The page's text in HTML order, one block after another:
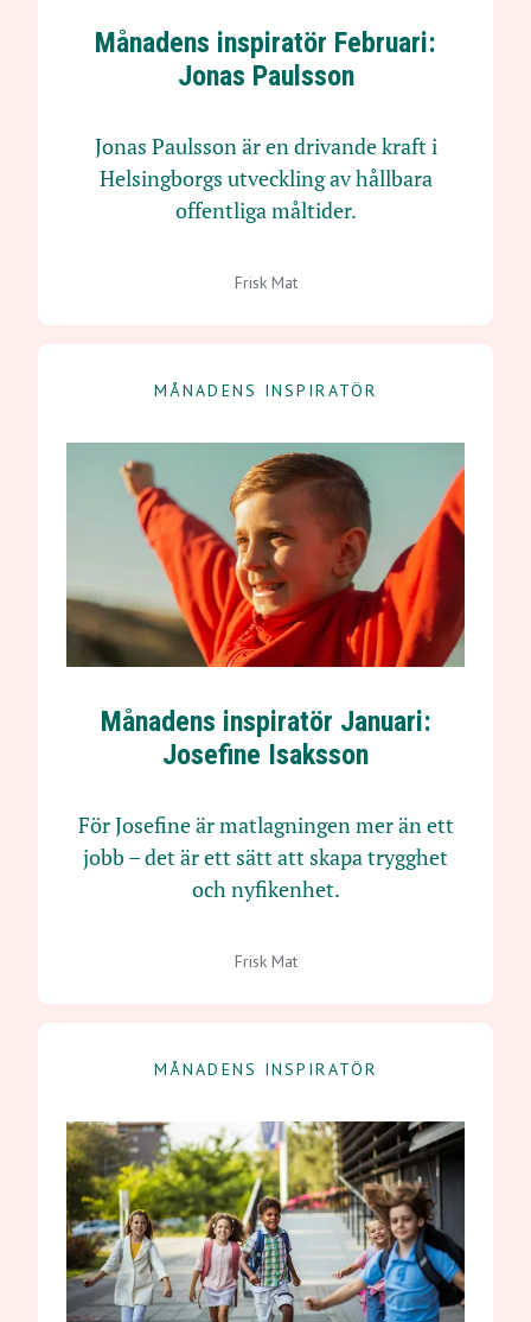
Månadens inspiratör Februari:
Jonas Paulsson
Jonas Paulsson är en drivande kraft i
Helsingborgs utveckling av hållbara
offentliga måltider.
Frisk Mat
MÅNADENS INSPIRATÖR
Månadens inspiratör Januari:
Josefine Isaksson
För Josefine är matlagningen mer än ett
jobb – det är ett sätt att skapa trygghet
och nyfikenhet.
Frisk Mat
MÅNADENS INSPIRATÖR